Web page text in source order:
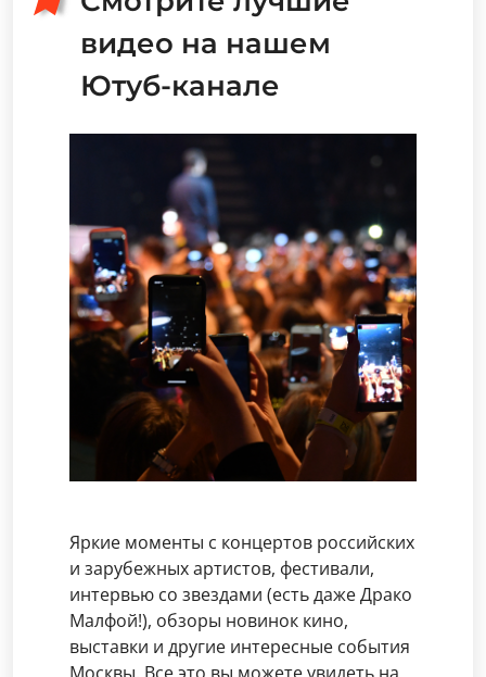
видео на нашем
Ютуб-канале
Яркие моменты с концертов российских
и зарубежных артистов, фестивали,
интервью со звездами (есть даже Драко
Малфой!), обзоры новинок кино,
выставки и другие интересные события